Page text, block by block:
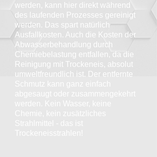
werden, kann hier direkt während
des laufenden Prozesses gereinigt
werden. Das spart natürlich
Ausfallkosten. Auch die Kosten der
Abwasserbehandlung durch
Chemiebelastung entfallen, da die
Reinigung mit Trockeneis, absolut
umweltfreundlich ist. Der entfernte